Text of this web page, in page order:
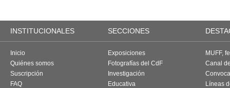
INSTITUCIONALES SECCIONES
Inicio
Quiénes somos
Suscripción
FAQ
Exposiciones
Fotografías del CdF
Investigación
Educativa
MUFF,
Canal
Líneas